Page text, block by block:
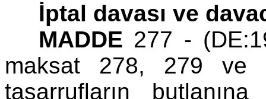
İptal davası ve
MADDE 277 -
maksat 278, 279 ve
tasarrufların